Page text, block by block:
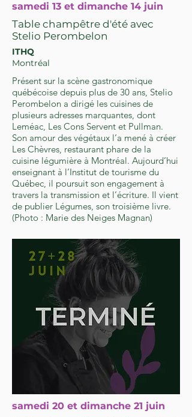
samedi 13 et dimanche 14 juin
Table champêtre d'été avec
Stelio Perombelon
ITHQ
Montréal
Présent sur la scène gastronomique
québécoise depuis plus de 30 ans, Stelio
Perombelon a dirigé les cuisines de
plusieurs adresses marquantes, dont
Leméac, Les Cons Servent et Pullman.
Son amour des végétaux l’a mené à créer
Les Chèvres, restaurant phare de la
cuisine légumière à Montréal. Aujourd’hui
enseignant à l’Institut de tourisme du
Québec, il poursuit son engagement à
travers la transmission et l’écriture. Il vient
de publier Légumes, son troisième livre.
(Photo : Marie des Neiges Magnan)
samedi 20 et dimanche 21 juin